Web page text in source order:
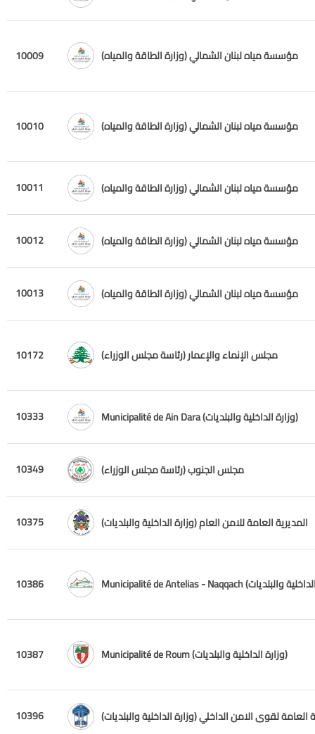
10009 مؤسسة مياه لبنان الشمالي (وزارة الطاقة والمياه)
10010 مؤسسة مياه لبنان الشمالي (وزارة الطاقة والمياه)
10011 مؤسسة مياه لبنان الشمالي (وزارة الطاقة والمياه)
10012 مؤسسة مياه لبنان الشمالي (وزارة الطاقة والمياه)
10013 مؤسسة مياه لبنان الشمالي (وزارة الطاقة والمياه)
10172 مجلس الإنماء والإعمار (رئاسة مجلس الوزراء)
10333 Municipalité de Ain Dara (وزارة الداخلية والبلديات)
10349 مجلس الجنوب (رئاسة مجلس الوزراء)
10375 المديرية العامة للامن العام (وزارة الداخلية والبلديات)
10386
10387 Municipalité de Roum (وزارة الداخلية والبلديات)
10396 العامة لقوى الامن الداخلي (وزارة الداخلية والبلديات)